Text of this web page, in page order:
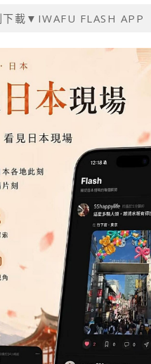
下載▼IWAFU FLASH APP